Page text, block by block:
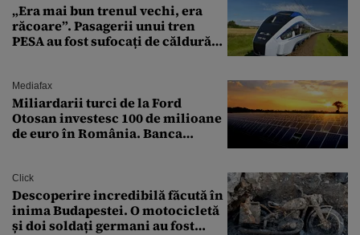
„Era mai bun trenul vechi, era
răcoare”. Pasagerii unui tren
PESA au fost sufocați de căldură
Mediafax
Miliardarii turci de la Ford
Otosan investesc 100 de milioane
de euro în România. Banca
Click
Descoperire incredibilă făcută în
inima Budapestei. O motocicletă
și doi soldați germani au fost